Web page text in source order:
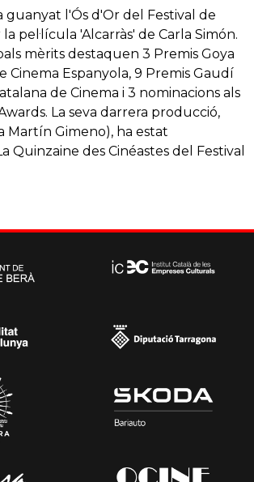
guanyat l'Ós d'Or del Festival de
pel·lícula 'Alcarràs' de Carla Simón.
mèrits destaquen 3 Premis Goya
Cinema Espanyola, 9 Premis Gaudí
de Cinema i 3 nominacions als
La seva darrera producció,
Martín Gimeno), ha estat
Quinzaine des Cinéastes del Festival